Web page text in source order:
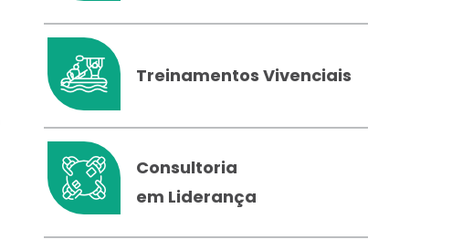
Treinamentos Vivenciais
Consultoria
em Liderança